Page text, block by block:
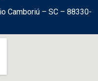
Camboriú – SC – 88330-